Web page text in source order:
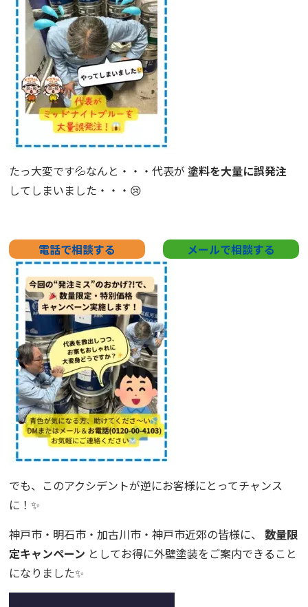
たっ大変です💦なんと・・・代表が塗料を大量に誤発注
してしまいました・・・😢
電話で相談する メールで相談する
でも、このアクシデントが逆にお客様にとってチャンス
に！✨
神戸市・明石市・加古川市・神戸市近郊の皆様に、数量限
定キャンペーン としてお得に外壁塗装をご案内できること
になりました✨